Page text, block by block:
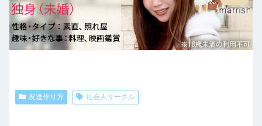
友達作り方 社会人サークル